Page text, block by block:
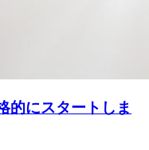
的にスタートしま